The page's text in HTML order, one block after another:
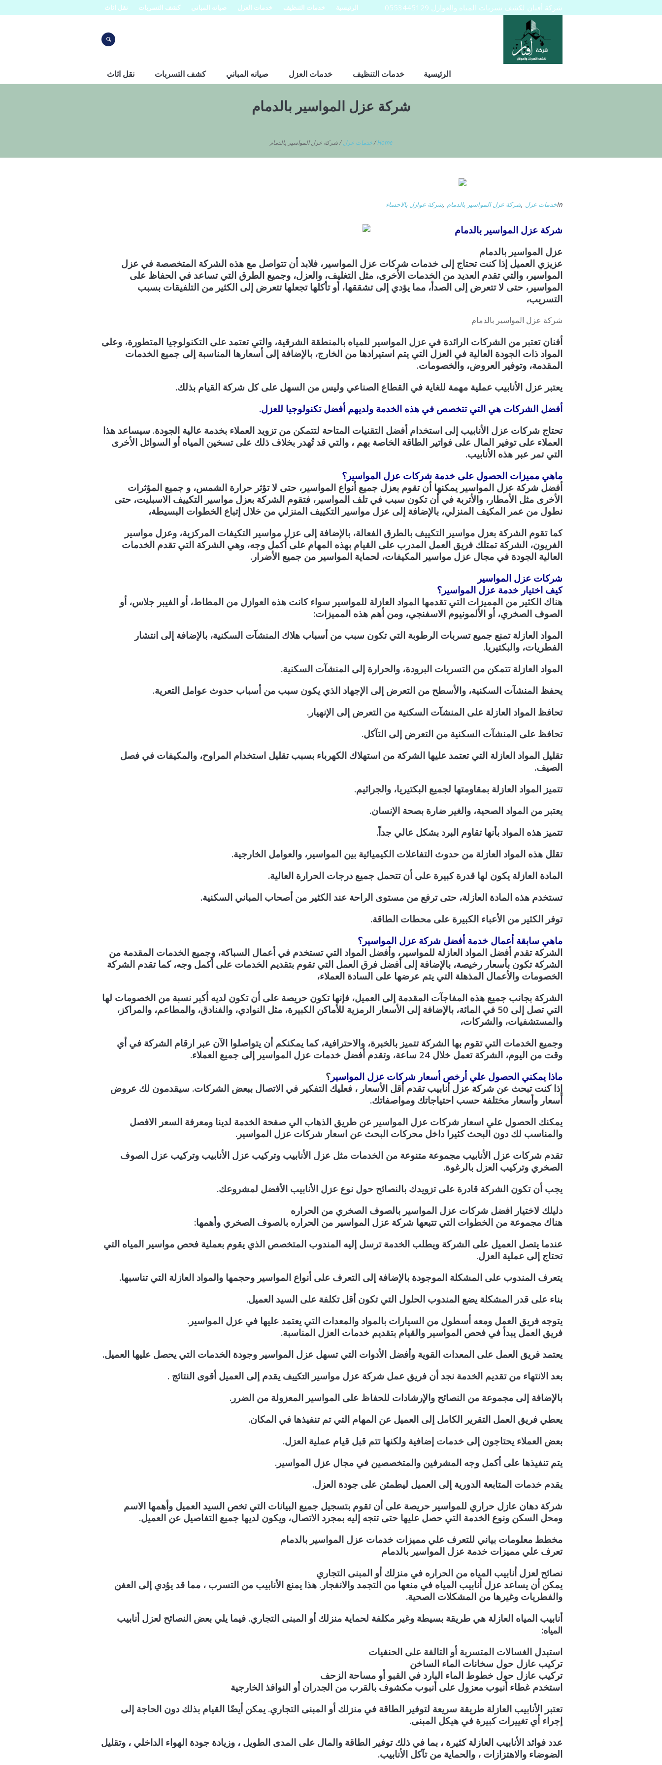
الرئيسية خدمات التنظيف خدمات العزل صيانه المباني كشف التسربات نقل اثاث شركة أفنان لكشف تسربات المياه والعوازل 0553445129
الرئيسية خدمات التنظيف خدمات العزل صيانه المباني كشف التسربات نقل اثاث
شركة عزل المواسير بالدمام
Home
/خدمات عزل /شركة عزل المواسير بالدمام
Inخدمات عزل ,شركة عزل المواسير بالدمام ,شركة عوازل بالاحساء
شركة عزل المواسير بالدمام
عزل المواسير بالدمام
عزيزي العميل إذا كنت تحتاج إلى خدمات شركات عزل المواسير، فلابد أن تتواصل مع هذه الشركة المتخصصة في عزل
المواسير، والتي تقدم العديد من الخدمات الأخرى، مثل التغليف، والعزل، وجميع الطرق التي تساعد في الحفاظ على
المواسير، حتى لا تتعرض إلى الصدأ، مما يؤدي إلى تشققها، أو تأكلها تجعلها تتعرض إلى الكثير من التلفيقات بسبب
التسريب،
شركة عزل المواسير بالدمام
أفنان تعتبر من الشركات الرائدة في عزل المواسير للمياه بالمنطقة الشرقية، والتي تعتمد على التكنولوجيا المتطورة، وعلى
المواد ذات الجودة العالية في العزل التي يتم استيرادها من الخارج، بالإضافة إلى أسعارها المناسبة إلى جميع الخدمات
المقدمة، وتوفير العروض، والخصومات.
يعتبر عزل الأنابيب عملية مهمة للغاية في القطاع الصناعي وليس من السهل على كل شركة القيام بذلك.
أفضل الشركات هي التي تتخصص في هذه الخدمة ولديهم أفضل تكنولوجيا للعزل.
تحتاج شركات عزل الأنابيب إلى استخدام أفضل التقنيات المتاحة لتتمكن من تزويد العملاء بخدمة عالية الجودة. سيساعد هذا
العملاء على توفير المال على فواتير الطاقة الخاصة بهم ، والتي قد تُهدر بخلاف ذلك على تسخين المياه أو السوائل الأخرى
التي تمر عبر هذه الأنابيب.
ماهي مميزات الحصول على خدمة شركات عزل المواسير؟
أفضل شركة عزل المواسير يمكنها أن تقوم بعزل جميع أنواع المواسير، حتى لا تؤثر حرارة الشمس، و جميع المؤثرات
الأخرى مثل الأمطار، والأتربة في أن تكون سبب في تلف المواسير، فتقوم الشركة بعزل مواسير التكييف الاسبليت، حتى
نطول من عمر المكيف المنزلي، بالإضافة إلى عزل مواسير التكييف المنزلي من خلال إتباع الخطوات البسيطة،
كما تقوم الشركة بعزل مواسير التكييف بالطرق الفعالة، بالإضافة إلى عزل مواسير التكيفات المركزية، وعزل مواسير
الفريون، الشركة تمتلك فريق العمل المدرب على القيام بهذه المهام على أكمل وجه، وهي الشركة التي تقدم الخدمات
العالية الجودة في مجال عزل مواسير المكيفات، لحماية المواسير من جميع الأضرار.
شركات عزل المواسير
كيف اختيار خدمة عزل المواسير؟
هناك الكثير من المميزات التي تقدمها المواد العازلة للمواسير سواء كانت هذه العوازل من المطاط، أو الفيبر جلاس، أو
الصوف الصخري، أو الألمونيوم الاسفنجي، ومن أهم هذه المميزات:
المواد العازلة تمنع جميع تسربات الرطوبة التي تكون سبب من أسباب هلاك المنشآت السكنية، بالإضافة إلى انتشار
الفطريات، والبكتيريا.
المواد العازلة تتمكن من التسربات البرودة، والحرارة إلى المنشآت السكنية.
يحفظ المنشآت السكنية، والأسطح من التعرض إلى الإجهاد الذي يكون سبب من أسباب حدوث عوامل التعرية.
تحافظ المواد العازلة على المنشآت السكنية من التعرض إلى الإنهيار.
تحافظ على المنشآت السكنية من التعرض إلى التآكل.
تقليل المواد العازلة التي تعتمد عليها الشركة من استهلاك الكهرباء بسبب تقليل استخدام المراوح، والمكيفات في فصل
الصيف.
تتميز المواد العازلة بمقاومتها لجميع البكتيريا، والجراثيم.
يعتبر من المواد الصحية، والغير ضارة بصحة الإنسان.
تتميز هذه المواد بأنها تقاوم البرد بشكل عالي جداً.
تقلل هذه المواد العازلة من حدوث التفاعلات الكيميائية بين المواسير، والعوامل الخارجية.
المادة العازلة يكون لها قدرة كبيرة على أن تتحمل جميع درجات الحرارة العالية.
تستخدم هذه المادة العازلة، حتى ترفع من مستوى الراحة عند الكثير من أصحاب المباني السكنية.
توفر الكثير من الأعباء الكبيرة على محطات الطاقة.
ماهي سابقة أعمال خدمة أفضل شركة عزل المواسير؟
الشركة تقدم أفضل المواد العازلة للمواسير، وأفضل المواد التي تستخدم في أعمال السباكة، وجميع الخدمات المقدمة من
الشركة تكون بأسعار رخيصة، بالإضافة إلى أفضل فرق العمل التي تقوم بتقديم الخدمات على أكمل وجه، كما تقدم الشركة
الخصومات والأعمال المذهلة التي يتم عرضها على السادة العملاء،
الشركة بجانب جميع هذه المفاجآت المقدمة إلى العميل، فإنها تكون حريصة على أن تكون لديه أكبر نسبة من الخصومات لها
التي تصل إلى 50 في المائة، بالإضافة إلى الأسعار الرمزية للأماكن الكبيرة، مثل النوادي، والفنادق، والمطاعم، والمراكز،
والمستشفيات، والشركات،
وجميع الخدمات التي تقوم بها الشركة تتميز بالخبرة، والاحترافية، كما يمكنكم أن يتواصلوا الآن عبر ارقام الشركة في أي
وقت من اليوم، الشركة تعمل خلال 24 ساعة، وتقدم أفضل خدمات عزل المواسير إلى جميع العملاء.
ماذا يمكني الحصول علي أرخص أسعار شركات عزل المواسير ؟
إذا كنت تبحث عن شركة عزل أنابيب تقدم أقل الأسعار ، فعليك التفكير في الاتصال ببعض الشركات. سيقدمون لك عروض
أسعار وأسعار مختلفة حسب احتياجاتك ومواصفاتك.
يمكنك الحصول علي اسعار شركات عزل المواسير عن طريق الذهاب الي صفحة الخدمة لدينا ومعرفة السعر الافصل
والمناسب لك دون البحث كثيرا داخل محركات البحث عن اسعار شركات عزل المواسير.
تقدم شركات عزل الأنابيب مجموعة متنوعة من الخدمات مثل عزل الأنابيب وتركيب عزل الأنابيب وتركيب عزل الصوف
الصخري وتركيب العزل بالرغوة.
يجب أن تكون الشركة قادرة على تزويدك بالنصائح حول نوع عزل الأنابيب الأفضل لمشروعك.
دليلك لاختيار افضل شركات عزل المواسير بالصوف الصخري من الحراره
هناك مجموعة من الخطوات التي تتبعها شركة عزل المواسير من الحراره بالصوف الصخري وأهمها:
عندما يتصل العميل على الشركة ويطلب الخدمة ترسل إليه المندوب المتخصص الذي يقوم بعملية فحص مواسير المياه التي
تحتاج إلى عملية العزل.
يتعرف المندوب على المشكلة الموجودة بالإضافة إلى التعرف على أنواع المواسير وحجمها والمواد العازلة التي تناسبها.
بناء على قدر المشكلة يضع المندوب الحلول التي تكون أقل تكلفة على السيد العميل.
يتوجه فريق العمل ومعه أسطول من السيارات بالمواد والمعدات التي يعتمد عليها في عزل المواسير.
فريق العمل يبدأ في فحص المواسير والقيام بتقديم خدمات العزل المناسبة.
يعتمد فريق العمل على المعدات القوية وأفضل الأدوات التي تسهل عزل المواسير وجودة الخدمات التي يحصل عليها العميل.
بعد الانتهاء من تقديم الخدمة نجد أن فريق عمل شركة عزل مواسير التكييف يقدم إلى العميل أقوى النتائج .
بالإضافة إلى مجموعة من النصائح والإرشادات للحفاظ على المواسير المعزولة من الضرر.
يعطي فريق العمل التقرير الكامل إلى العميل عن المهام التي تم تنفيذها في المكان.
بعض العملاء يحتاجون إلى خدمات إضافية ولكنها تتم قبل قيام عملية العزل.
يتم تنفيذها على أكمل وجه المشرفين والمتخصصين في مجال عزل المواسير.
يقدم خدمات المتابعة الدورية إلى العميل ليطمئن على جودة العزل.
شركة دهان عازل حراري للمواسير حريصة على أن تقوم بتسجيل جميع البيانات التي تخص السيد العميل وأهمها الاسم
ومحل السكن ونوع الخدمة التي حصل عليها حتى تتجه إليه بمجرد الاتصال، ويكون لديها جميع التفاصيل عن العميل.
مخطط معلومات بياني للتعرف علي مميزات خدمات عزل المواسير بالدمام
تعرف علي مميزات خدمة عزل المواسير بالدمام
نصائح لعزل أنابيب المياه من الحراره في منزلك أو المبنى التجاري
يمكن أن يساعد عزل أنابيب المياه في منعها من التجمد والانفجار. هذا يمنع الأنابيب من التسرب ، مما قد يؤدي إلى العفن
والفطريات وغيرها من المشكلات الصحية.
أنابيب المياه العازلة هي طريقة بسيطة وغير مكلفة لحماية منزلك أو المبنى التجاري. فيما يلي بعض النصائح لعزل أنابيب
المياه:
استبدل الغسالات المتسربة أو التالفة على الحنفيات
تركيب عازل حول سخانات الماء الساخن
تركيب عازل حول خطوط الماء البارد في القبو أو مساحة الزحف
استخدم غطاء أنبوب معزول على أنبوب مكشوف بالقرب من الجدران أو النوافذ الخارجية
تعتبر الأنابيب العازلة طريقة سريعة لتوفير الطاقة في منزلك أو المبنى التجاري. يمكن أيضًا القيام بذلك دون الحاجة إلى
إجراء أي تغييرات كبيرة في هيكل المبنى.
عدد فوائد الأنابيب العازلة كثيرة ، بما في ذلك توفير الطاقة والمال على المدى الطويل ، وزيادة جودة الهواء الداخلي ، وتقليل
الضوضاء والاهتزازات ، والحماية من تآكل الأنابيب.